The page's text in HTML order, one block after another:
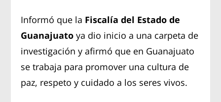
Informó que la Fiscalía del Estado de
Guanajuato ya dio inicio a una carpeta de
investigación y afirmó que en Guanajuato
se trabaja para promover una cultura de
paz, respeto y cuidado a los seres vivos.